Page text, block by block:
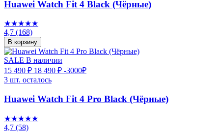
Huawei Watch Fit 4 Black (Чёрные)
★★★★★
4,7 (168)
В корзину
SALE В наличии
15 490 ₽ 18 490 ₽ -3000₽
3 шт. осталось
Huawei Watch Fit 4 Pro Black (Чёрные)
★★★★★
4,7 (58)